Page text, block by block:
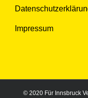
Impressum
© 2020 Für Innsbruck